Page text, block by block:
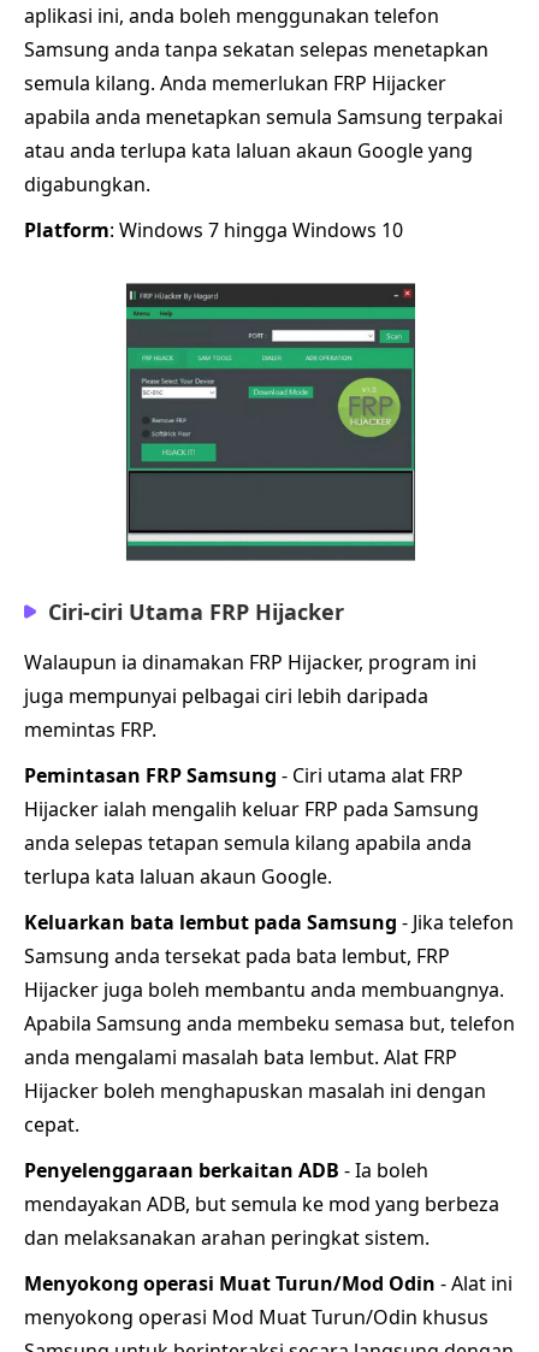
aplikasi ini, anda boleh menggunakan telefon
Samsung anda tanpa sekatan selepas menetapkan
semula kilang. Anda memerlukan FRP Hijacker
apabila anda menetapkan semula Samsung terpakai
atau anda terlupa kata laluan akaun Google yang
digabungkan.
Platform: Windows 7 hingga Windows 10
Ciri-ciri Utama FRP Hijacker
Walaupun ia dinamakan FRP Hijacker, program ini
juga mempunyai pelbagai ciri lebih daripada
memintas FRP.
Pemintasan FRP Samsung - Ciri utama alat FRP
Hijacker ialah mengalih keluar FRP pada Samsung
anda selepas tetapan semula kilang apabila anda
terlupa kata laluan akaun Google.
Keluarkan bata lembut pada Samsung - Jika telefon
Samsung anda tersekat pada bata lembut, FRP
Hijacker juga boleh membantu anda membuangnya.
Apabila Samsung anda membeku semasa but, telefon
anda mengalami masalah bata lembut. Alat FRP
Hijacker boleh menghapuskan masalah ini dengan
cepat.
Penyelenggaraan berkaitan ADB - Ia boleh
mendayakan ADB, but semula ke mod yang berbeza
dan melaksanakan arahan peringkat sistem.
Menyokong operasi Muat Turun/Mod Odin - Alat ini
menyokong operasi Mod Muat Turun/Odin khusus